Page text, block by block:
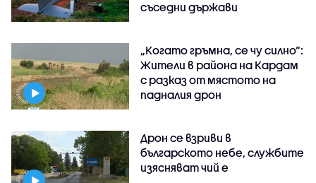
съседни държави
„Когато гръмна, се чу силно“:
Жители в района на Кардам
с разказ от мястото на
падналия дрон
Дрон се взриви в
българското небе, службите
изясняват чий е